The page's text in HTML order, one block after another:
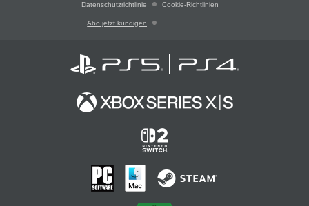
Datenschutzrichtlinie Cookie-Richtlinien
Abo jetzt kündigen